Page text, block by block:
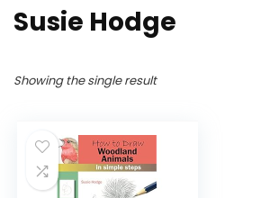
Susie Hodge
Showing the single result